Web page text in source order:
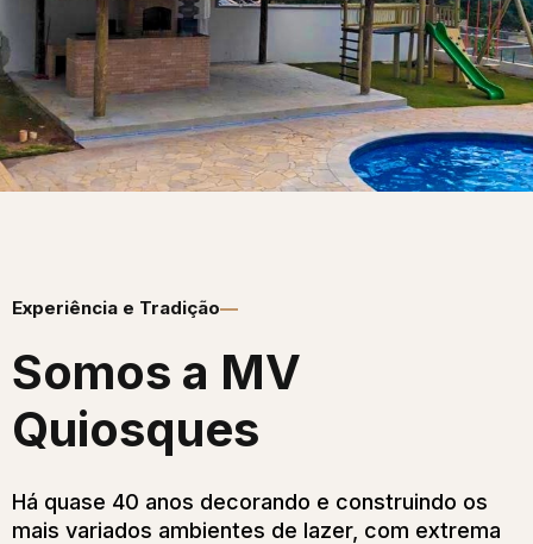
Experiência e Tradição
Somos a MV
Quiosques​
Há quase 40 anos decorando e construindo os
mais variados ambientes de lazer, com extrema